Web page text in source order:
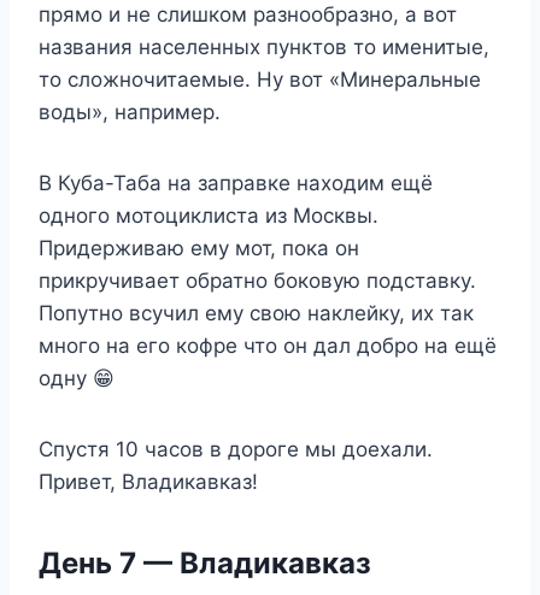
прямо и не слишком разнообразно, а вот
названия населенных пунктов то именитые,
то сложночитаемые. Ну вот «Минеральные
воды», например.
В Куба-Таба на заправке находим ещё
одного мотоциклиста из Москвы.
Придерживаю ему мот, пока он
прикручивает обратно боковую подставку.
Попутно всучил ему свою наклейку, их так
много на его кофре что он дал добро на ещё
одну 😁
Спустя 10 часов в дороге мы доехали.
Привет, Владикавказ!
День 7 — Владикавказ